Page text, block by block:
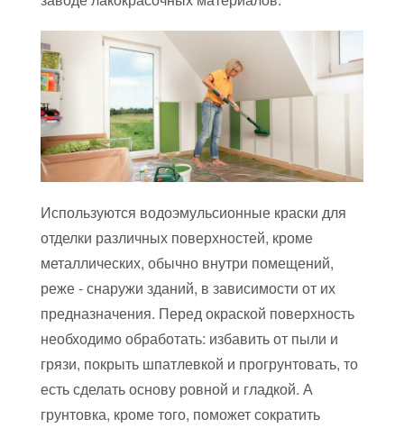
Используются водоэмульсионные краски для
отделки различных поверхностей, кроме
металлических, обычно внутри помещений,
реже - снаружи зданий, в зависимости от их
предназначения. Перед окраской поверхность
необходимо обработать: избавить от пыли и
грязи, покрыть шпатлевкой и прогрунтовать, то
есть сделать основу ровной и гладкой. А
грунтовка, кроме того, поможет сократить